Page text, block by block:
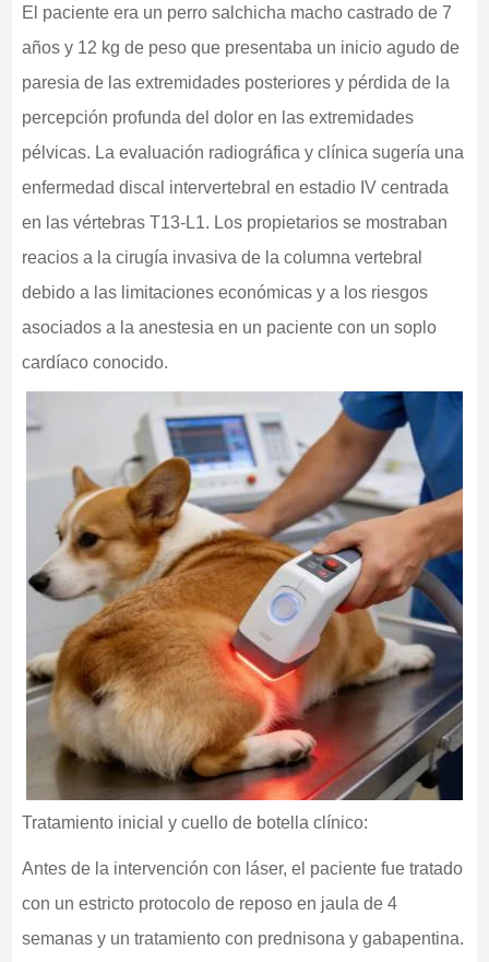
El paciente era un perro salchicha macho castrado de 7
años y 12 kg de peso que presentaba un inicio agudo de
paresia de las extremidades posteriores y pérdida de la
percepción profunda del dolor en las extremidades
pélvicas. La evaluación radiográfica y clínica sugería una
enfermedad discal intervertebral en estadio IV centrada
en las vértebras T13-L1. Los propietarios se mostraban
reacios a la cirugía invasiva de la columna vertebral
debido a las limitaciones económicas y a los riesgos
asociados a la anestesia en un paciente con un soplo
cardíaco conocido.
Tratamiento inicial y cuello de botella clínico:
Antes de la intervención con láser, el paciente fue tratado
con un estricto protocolo de reposo en jaula de 4
semanas y un tratamiento con prednisona y gabapentina.